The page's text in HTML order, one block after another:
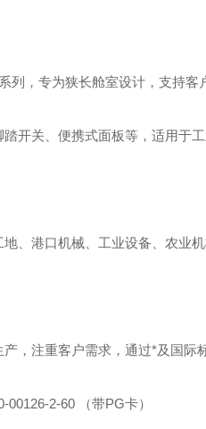
列，专为狭长舱室设计，支持客
开关、便携式面板等，适用于工
、港口机械、工业设备、农业
，注重客户需求，通过*及国际
2-60 （带PG卡）